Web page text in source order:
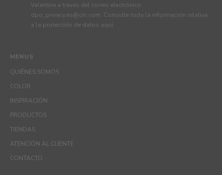
MENUS
QUIÉNES SOMOS
COLOR
INSPIRACIÓN
PRODUCTOS
TIENDAS
ATENCIÓN AL CLIENTE
CONTACTO
Valentine a través del correo electrónico
dpo_privacy.es@cin.com. Consulte toda la información relativa
a la protección de datos aquí.